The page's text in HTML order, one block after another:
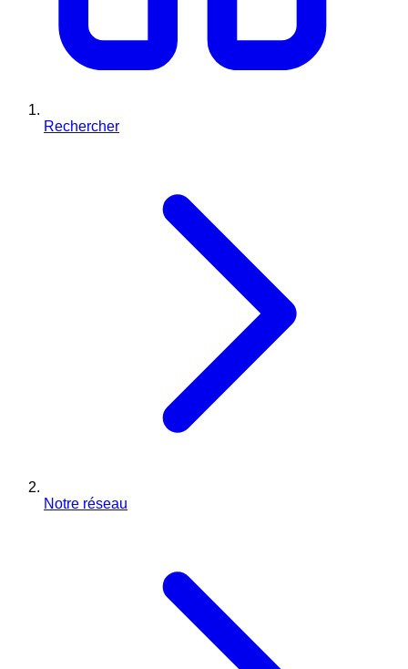
Rechercher
Notre réseau